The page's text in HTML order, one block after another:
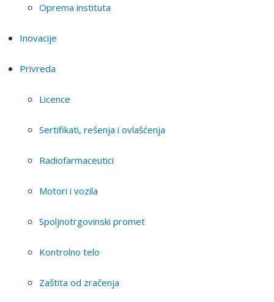
Oprema instituta
Inovacije
Privreda
Licence
Sertifikati, rešenja i ovlašćenja
Radiofarmaceutici
Motori i vozila
Spoljnotrgovinski promet
Kontrolno telo
Zaštita od zračenja